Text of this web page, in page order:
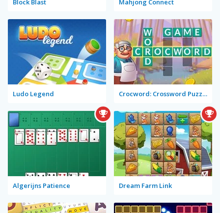
Block Blast Mahjong Connect
Ludo Legend Crocword: Crossword Puzzle Game
Algerijns Patience Dream Farm Link